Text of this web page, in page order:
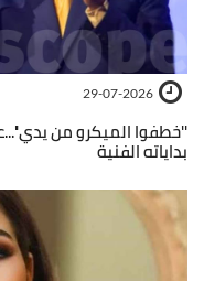
29-07-2026
''خطفوا الميكرو من
بداياته الفنية